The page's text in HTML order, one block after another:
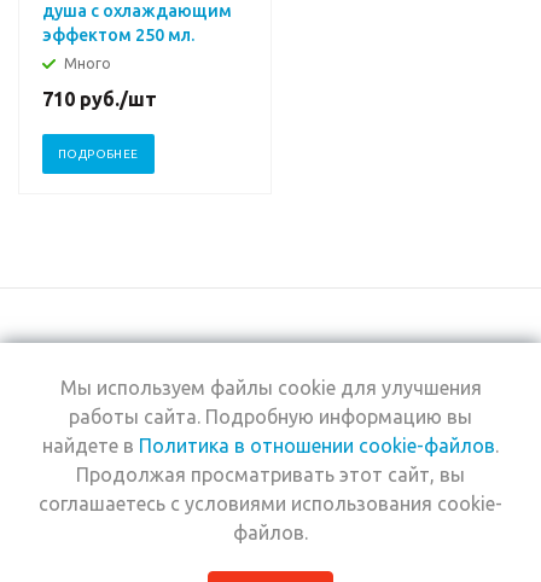
душа с охлаждающим
эффектом 250 мл.
Много
710 руб./шт
ПОДРОБНЕЕ
+7 (495) 969-0950
2026 © Интернет-
магазин Estel
Компания
Информация
Помощь
Мы используем файлы cookie для улучшения
работы сайта. Подробную информацию вы
найдете в Политика в отношении cookie-файлов.
Продолжая просматривать этот сайт, вы
соглашаетесь с условиями использования cookie-
файлов.